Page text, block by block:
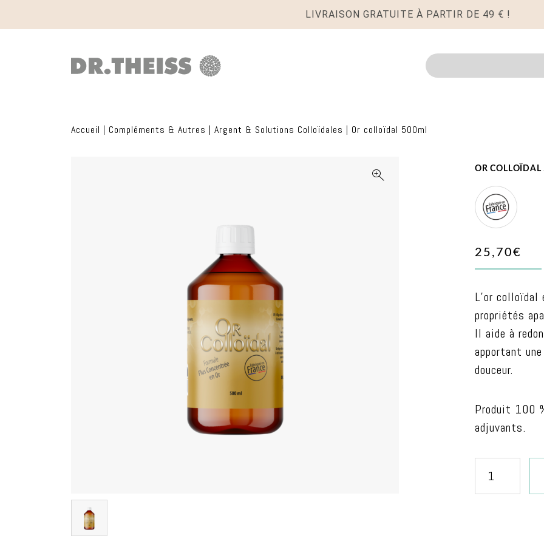
LIVRAISON GRATUITE À PARTIR DE 49 € !
Recherche
Accueil | Compléments & Autres | Argent & Solutions Colloïdales | Or colloïdal 500ml
OR COLLOÏDAL
Made
in
France
25,70€
L’or
propriétés
Il aide à
apportant
douceur.
Produit 100
adjuvants.
quantité